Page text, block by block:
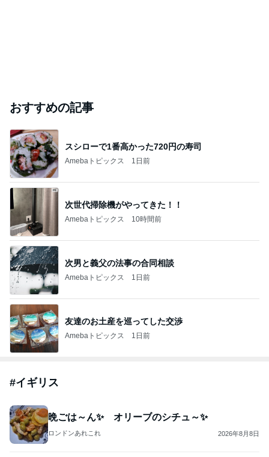
おすすめの記事
スシローで1番高かった720円の寿司
Amebaトピックス 1日前
次世代掃除機がやってきた！！
Amebaトピックス 10時間前
次男と義父の法事の合同相談
Amebaトピックス 1日前
友達のお土産を巡ってした交渉
Amebaトピックス 1日前
#イギリス
晩ごは～ん✨ オリーブのシチュ～✨
ロンドンあれこれ 2026年8月8日